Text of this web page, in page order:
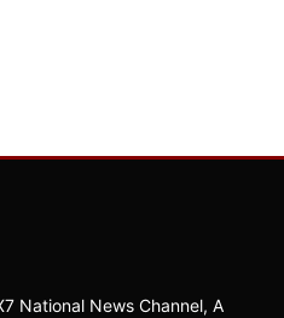
National News Channel, A